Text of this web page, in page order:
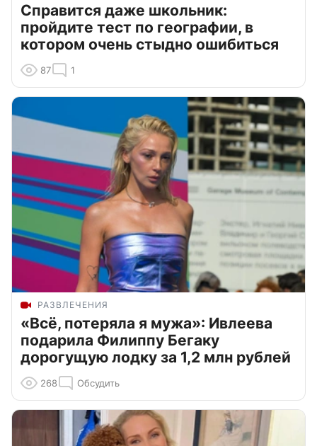
Справится даже школьник:
пройдите тест по географии, в
котором очень стыдно ошибиться
87 1
РАЗВЛЕЧЕНИЯ
«Всё, потеряла я мужа»: Ивлеева
подарила Филиппу Бегаку
дорогущую лодку за 1,2 млн рублей
268 Обсудить